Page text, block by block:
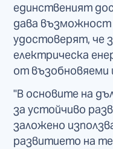
единственият
дава възможност
удостоверят, че
електрическа
от възобновяеми
"В основите на
за устойчиво
заложено
развитието на